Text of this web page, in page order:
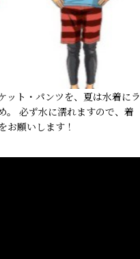
ット・パンツを、夏は水着にラ
。 必ず水に濡れますので、着
お願いします！